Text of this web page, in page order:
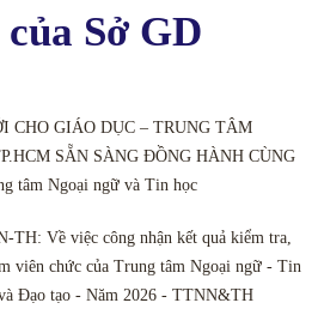
Sở GD
CHO GIÁO DỤC – TRUNG TÂM
SẴN SÀNG ĐỒNG HÀNH CÙNG
tâm Ngoại ngữ và Tin học
TH: Về việc công nhận kết quả kiểm tra,
viên chức của Trung tâm Ngoại ngữ - Tin
Đạo tạo - Năm 2026 - TTNN&TH